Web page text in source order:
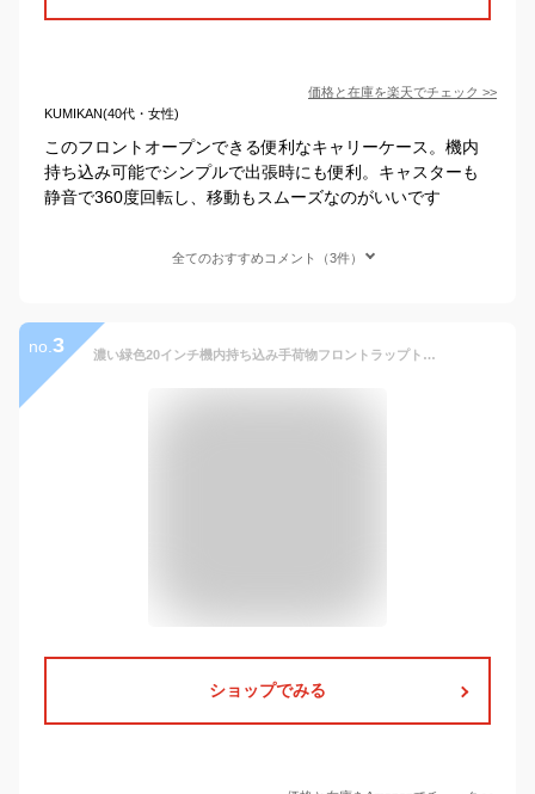
価格と在庫を楽天でチェック >>
KUMIKAN(40代・女性)
このフロントオープンできる便利なキャリーケース。機内
持ち込み可能でシンプルで出張時にも便利。キャスターも
静音で360度回転し、移動もスムーズなのがいいです
全てのおすすめコメント（3件）
no. 3 濃い緑色20インチ機内持ち込み手荷物フロントラップトップポケット付き
ショップでみる